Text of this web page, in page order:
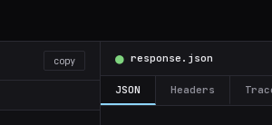
copy ●response.json
JSON Headers